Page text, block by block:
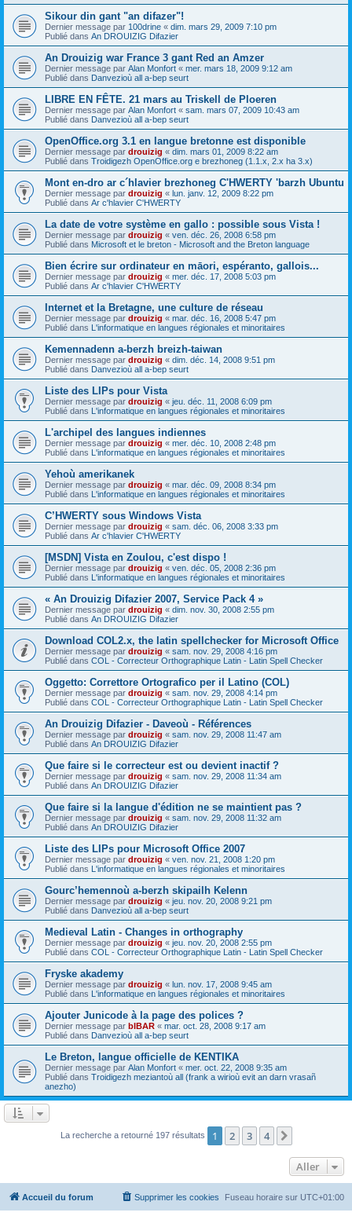
Sikour din gant "an difazer"!
Dernier message par 100drine « dim. mars 29, 2009 7:10 pm
Publié dans An DROUIZIG Difazier
An Drouizig war France 3 gant Red an Amzer
Dernier message par Alan Monfort « mer. mars 18, 2009 9:12 am
Publié dans Danvezioù all a-bep seurt
LIBRE EN FÊTE. 21 mars au Triskell de Ploeren
Dernier message par Alan Monfort « sam. mars 07, 2009 10:43 am
Publié dans Danvezioù all a-bep seurt
OpenOffice.org 3.1 en langue bretonne est disponible
Dernier message par drouizig « dim. mars 01, 2009 8:22 am
Publié dans Troidigezh OpenOffice.org e brezhoneg (1.1.x, 2.x ha 3.x)
Mont en-dro ar c´hlavier brezhoneg C'HWERTY 'barzh Ubuntu
Dernier message par drouizig « lun. janv. 12, 2009 8:22 pm
Publié dans Ar c'hlavier C'HWERTY
La date de votre système en gallo : possible sous Vista !
Dernier message par drouizig « ven. déc. 26, 2008 6:58 pm
Publié dans Microsoft et le breton - Microsoft and the Breton language
Bien écrire sur ordinateur en māori, espéranto, gallois...
Dernier message par drouizig « mer. déc. 17, 2008 5:03 pm
Publié dans Ar c'hlavier C'HWERTY
Internet et la Bretagne, une culture de réseau
Dernier message par drouizig « mar. déc. 16, 2008 5:47 pm
Publié dans L'informatique en langues régionales et minoritaires
Kemennadenn a-berzh breizh-taiwan
Dernier message par drouizig « dim. déc. 14, 2008 9:51 pm
Publié dans Danvezioù all a-bep seurt
Liste des LIPs pour Vista
Dernier message par drouizig « jeu. déc. 11, 2008 6:09 pm
Publié dans L'informatique en langues régionales et minoritaires
L'archipel des langues indiennes
Dernier message par drouizig « mer. déc. 10, 2008 2:48 pm
Publié dans L'informatique en langues régionales et minoritaires
Yehoù amerikanek
Dernier message par drouizig « mar. déc. 09, 2008 8:34 pm
Publié dans L'informatique en langues régionales et minoritaires
C’HWERTY sous Windows Vista
Dernier message par drouizig « sam. déc. 06, 2008 3:33 pm
Publié dans Ar c'hlavier C'HWERTY
[MSDN] Vista en Zoulou, c'est dispo !
Dernier message par drouizig « ven. déc. 05, 2008 2:36 pm
Publié dans L'informatique en langues régionales et minoritaires
« An Drouizig Difazier 2007, Service Pack 4 »
Dernier message par drouizig « dim. nov. 30, 2008 2:55 pm
Publié dans An DROUIZIG Difazier
Download COL2.x, the latin spellchecker for Microsoft Office
Dernier message par drouizig « sam. nov. 29, 2008 4:16 pm
Publié dans COL - Correcteur Orthographique Latin - Latin Spell Checker
Oggetto: Correttore Ortografico per il Latino (COL)
Dernier message par drouizig « sam. nov. 29, 2008 4:14 pm
Publié dans COL - Correcteur Orthographique Latin - Latin Spell Checker
An Drouizig Difazier - Daveoù - Références
Dernier message par drouizig « sam. nov. 29, 2008 11:47 am
Publié dans An DROUIZIG Difazier
Que faire si le correcteur est ou devient inactif ?
Dernier message par drouizig « sam. nov. 29, 2008 11:34 am
Publié dans An DROUIZIG Difazier
Que faire si la langue d'édition ne se maintient pas ?
Dernier message par drouizig « sam. nov. 29, 2008 11:32 am
Publié dans An DROUIZIG Difazier
Liste des LIPs pour Microsoft Office 2007
Dernier message par drouizig « ven. nov. 21, 2008 1:20 pm
Publié dans L'informatique en langues régionales et minoritaires
Gourc’hemennoù a-berzh skipailh Kelenn
Dernier message par drouizig « jeu. nov. 20, 2008 9:21 pm
Publié dans Danvezioù all a-bep seurt
Medieval Latin - Changes in orthography
Dernier message par drouizig « jeu. nov. 20, 2008 2:55 pm
Publié dans COL - Correcteur Orthographique Latin - Latin Spell Checker
Fryske akademy
Dernier message par drouizig « lun. nov. 17, 2008 9:45 am
Publié dans L'informatique en langues régionales et minoritaires
Ajouter Junicode à la page des polices ?
Dernier message par bIBAR « mar. oct. 28, 2008 9:17 am
Publié dans Danvezioù all a-bep seurt
Le Breton, langue officielle de KENTIKA
Dernier message par Alan Monfort « mer. oct. 22, 2008 9:35 am
Publié dans Troidigezh meziantoù all (frank a wirioù evit an darn vrasañ
anezho)
La recherche a retourné 197 résultats 1 2 3 4
Aller
Accueil du forum Fuseau horaire sur UTC+01:00
Supprimer les cookies